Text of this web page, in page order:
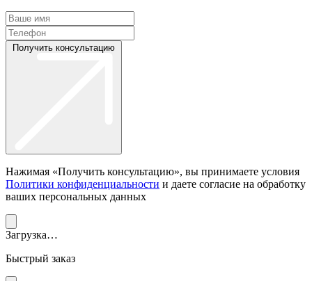
Получить консультацию
Нажимая «Получить консультацию», вы принимаете условия
Политики конфиденциальности и даете согласие на обработку
ваших персональных данных
Загрузка…
Быстрый заказ